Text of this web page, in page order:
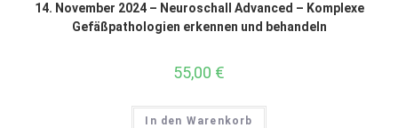
14. November 2024 – Neuroschall Advanced – Komplexe
Gefäßpathologien erkennen und behandeln
55,00 €
In den Warenkorb